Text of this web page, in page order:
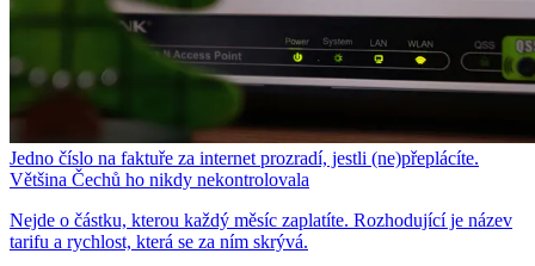
Jedno číslo na faktuře za internet prozradí, jestli (ne)přeplácíte.
Většina Čechů ho nikdy nekontrolovala
Nejde o částku, kterou každý měsíc zaplatíte. Rozhodující je název
tarifu a rychlost, která se za ním skrývá.